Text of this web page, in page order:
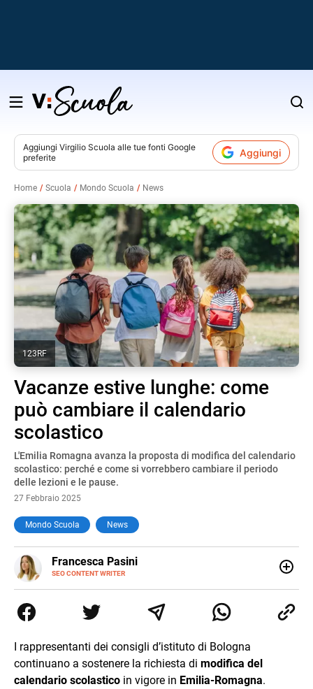
Salta
contenuto
Aggiungi Virgilio Scuola alle tue fonti Google
preferite
Aggiungi
Home Scuola Mondo Scuola News
123RF
Vacanze estive lunghe: come
può cambiare il calendario
scolastico
L'Emilia Romagna avanza la proposta di modifica del calendario
scolastico: perché e come si vorrebbero cambiare il periodo
delle lezioni e le pause.
27 Febbraio 2025
Mondo Scuola News
Francesca Pasini
SEO CONTENT WRITER
E-
MAIL
le diverse sfumature dell'informazione e quelle storie di
vita che parlano di luoghi, viaggi unici, cultura e lifestyle,
I rappresentanti dei consigli d’istituto di Bologna
continuano a sostenere la richiesta di modifica del
calendario scolastico in vigore in Emilia-Romagna.